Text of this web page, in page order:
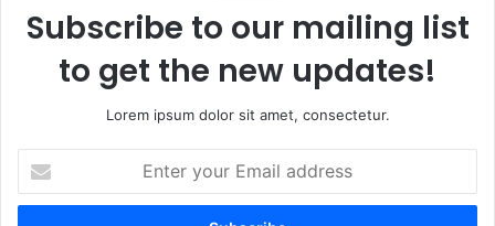
Subscribe to our mailing list
to get the new updates!
Lorem ipsum dolor sit amet, consectetur.
your
Email